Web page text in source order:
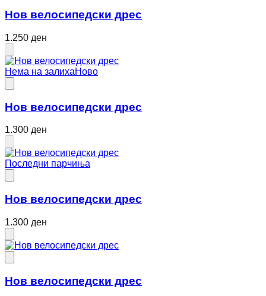
Нов велосипедски дрес
1.250 ден
Нема на залихаНово
Нов велосипедски дрес
1.300 ден
Последни парчиња
Нов велосипедски дрес
1.300 ден
Нов велосипедски дрес